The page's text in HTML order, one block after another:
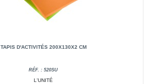
TAPIS D'ACTIVITÉS 200X130X2 CM
RÉF. : 520SU
L'UNITÉ